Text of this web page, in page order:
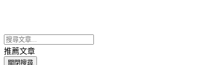
推薦文章
關閉搜尋